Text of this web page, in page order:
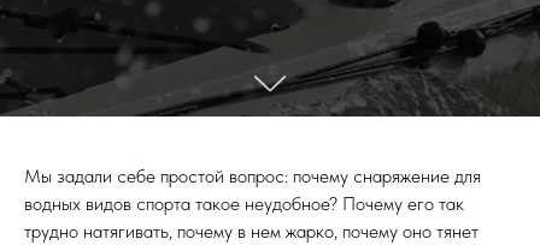
Мы задали себе простой вопрос: почему снаряжение для
водных видов спорта такое неудобное? Почему его так
трудно натягивать, почему в нем жарко, почему оно тянет